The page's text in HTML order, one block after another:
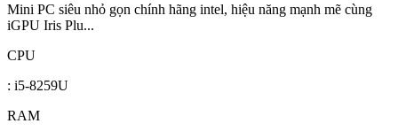
Mini PC siêu nhỏ gọn chính hãng intel, hiệu năng mạnh mẽ cùng
iGPU Iris Plu...
CPU
: i5-8259U
RAM